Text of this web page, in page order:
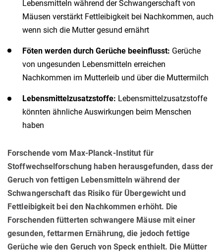
Lebensmitteln während der Schwangerschaft von
Mäusen verstärkt Fettleibigkeit bei Nachkommen, auch
wenn sich die Mutter gesund ernährt
Föten werden durch Gerüche beeinflusst: Gerüche
von ungesunden Lebensmitteln erreichen
Nachkommen im Mutterleib und über die Muttermilch
Lebensmittelzusatzstoffe: Lebensmittelzusatzstoffe
könnten ähnliche Auswirkungen beim Menschen
haben
Forschende vom Max-Planck-Institut für
Stoffwechselforschung haben herausgefunden, dass der
Geruch von fettigen Lebensmitteln während der
Schwangerschaft das Risiko für Übergewicht und
Fettleibigkeit bei den Nachkommen erhöht. Die
Forschenden fütterten schwangere Mäuse mit einer
gesunden, fettarmen Ernährung, die jedoch fettige
Gerüche wie den Geruch von Speck enthielt. Die Mütter